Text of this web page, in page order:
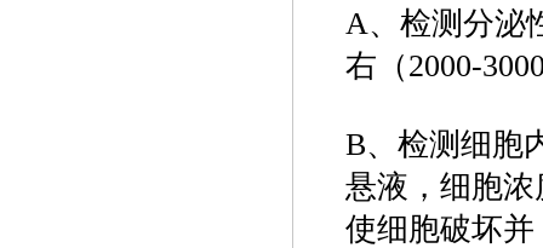
A、检测分泌
右（2000-
B、检测细胞
悬液，细胞
使细胞破坏并